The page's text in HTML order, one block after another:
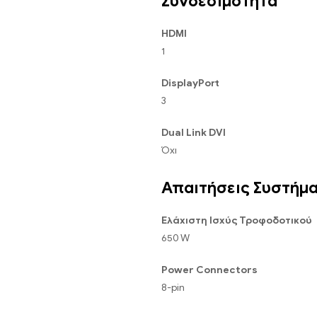
HDMI
1
DisplayPort
3
Dual Link DVI
Όχι
Απαιτήσεις
Ελάχιστη Ισχύς Τροφοδοτικού
650 W
Power Connectors
8-pin